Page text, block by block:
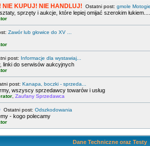
NIE KUPUJ! NIE HANDLUJ! Ostatni post: gmole
sprzęty i aukcje, które lepiej omijać szerokim
Zawór lub głowice do XV ...
post: Informacje dla wystawiaj...
linki do serwisów aukcyjnych
post: Kanapa, boczki - sprzeda...
wszyscy sprzedawcy towarów i usług
Zaufany Sprzedawca
Ostatni post: Odszkodowania
- kogo polecamy
Dane Techniczne oraz Testy